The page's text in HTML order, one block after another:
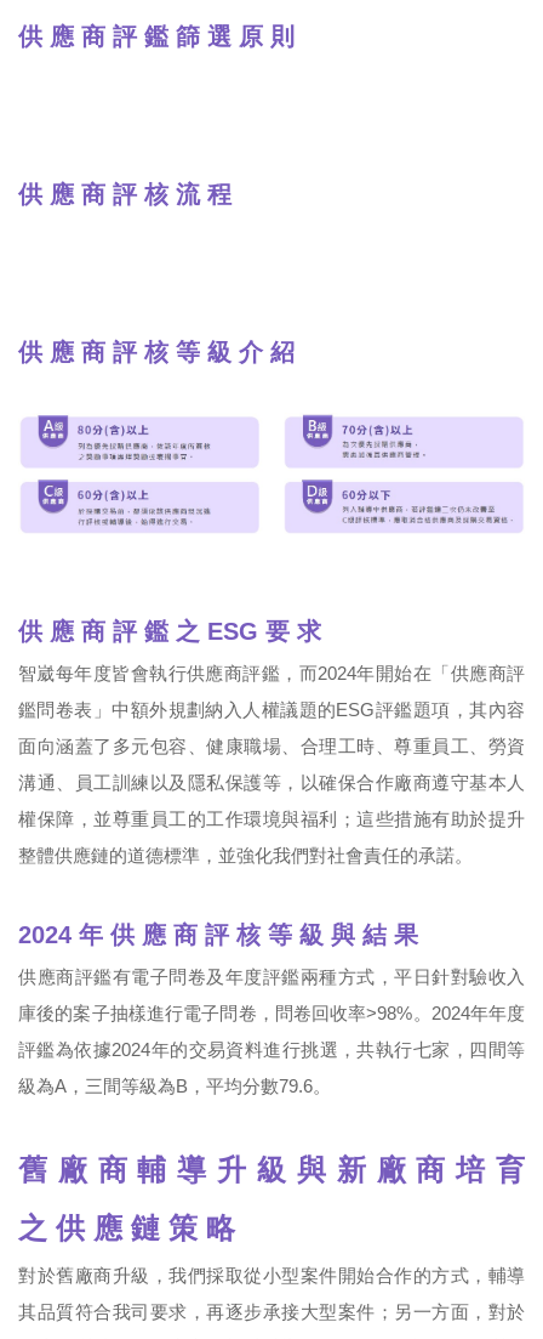
供 應 商 評 鑑 篩 選 原 則
供 應 商 評 核 流 程
供 應 商 評 核 等 級 介 紹
供 應 商 評 鑑 之 ESG 要 求
智崴每年度皆會執行供應商評鑑，而2024年開始在「供應商評
鑑問卷表」中額外規劃納入人權議題的ESG評鑑題項，其內容
面向涵蓋了多元包容、健康職場、合理工時、尊重員工、勞資
溝通、員工訓練以及隱私保護等，以確保合作廠商遵守基本人
權保障，並尊重員工的工作環境與福利；這些措施有助於提升
整體供應鏈的道德標準，並強化我們對社會責任的承諾。
2024 年 供 應 商 評 核 等 級 與 結 果
供應商評鑑有電子問卷及年度評鑑兩種方式，平日針對驗收入
庫後的案子抽樣進行電子問卷，問卷回收率>98%。2024年年度
評鑑為依據2024年的交易資料進行挑選，共執行七家，四間等
級為A，三間等級為B，平均分數79.6。
舊 廠 商 輔 導 升 級 與 新 廠 商 培 育
之 供 應 鏈 策 略
對於舊廠商升級，我們採取從小型案件開始合作的方式，輔導
其品質符合我司要求，再逐步承接大型案件；另一方面，對於